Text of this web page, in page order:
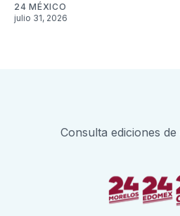
24 MÉXICO
julio 31, 2026
Consulta ediciones